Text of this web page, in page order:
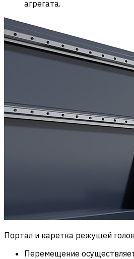
агрегата.
Портал и каретка режущей
Перемещение